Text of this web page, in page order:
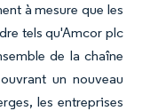
à mesure que les
tels qu'Amcor plc
de la chaîne
un nouveau
les entreprises